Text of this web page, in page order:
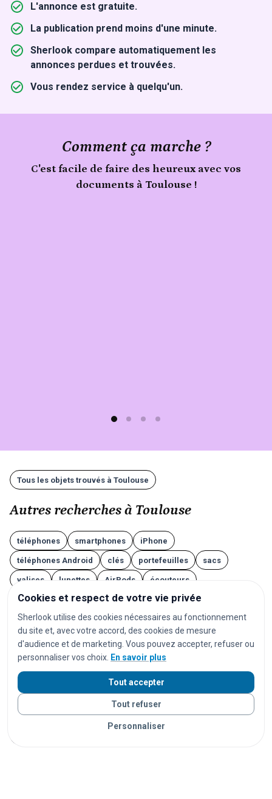
L'annonce est gratuite.
La publication prend moins d'une minute.
Sherlook compare automatiquement les
annonces perdues et trouvées.
Vous rendez service à quelqu'un.
Comment ça marche ?
C'est facile de faire des heureux avec vos
documents à Toulouse !
Tous les objets trouvés à Toulouse
Autres recherches à Toulouse
téléphones smartphones iPhone
téléphones Android clés portefeuilles sacs
valises lunettes AirPods écouteurs
casques audio ordinateurs ordinateurs portables
tablettes montres montres connectées bijoux
cartes bancaires cartes de transport
chaussures parapluies
appareils photo instruments de musique vélos
trottinettes animaux chats chiens lapins
Cookies et respect de votre vie privée
Sherlook utilise des cookies nécessaires au fonctionnement
du site et, avec votre accord, des cookies de mesure
d'audience et de marketing. Vous pouvez accepter, refuser ou
personnaliser vos choix. En savoir plus
Tout accepter
Tout refuser
Personnaliser